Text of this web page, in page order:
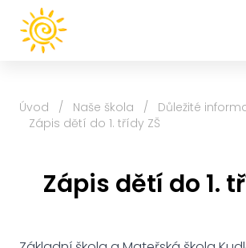
Úvod / Naše škola / Důležité
Zápis dětí do 1. třídy ZŠ
Zápis dětí do 1.